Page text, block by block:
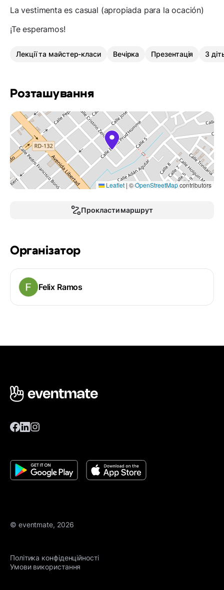
La vestimenta es casual (apropiada para la ocación)
¡Te esperamos!
Лекції та майстер-класи Вечірка Презентація З
Розташування
Leaflet | ©OpenStreetMapcontributors
Прокласти маршрут
Організатор
Felix Ramos
© eventmate, 2026
Політика конфіденційності
Умови використання